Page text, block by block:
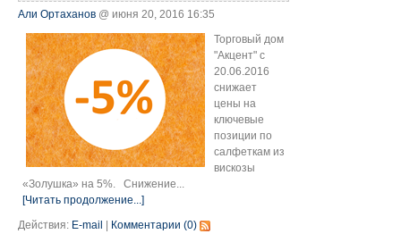
Али Ортаханов @ июня 20, 2016 16:35
Торговый дом
"Акцент" с
20.06.2016
снижает
цены на
ключевые
позиции по
салфеткам из
вискозы
«Золушка» на 5%. Снижение...
[Читать продолжение...]
Действия: E-mail | Комментарии (0)